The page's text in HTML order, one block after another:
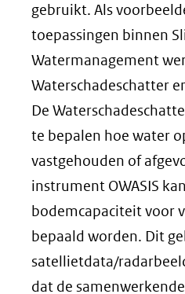
gebruikt. Als
toepassingen binnen
Watermanagement
Waterschadeschatter
De
te bepalen hoe water
vastgehouden of
instrument OWASIS
bodemcapaciteit voor
bepaald worden. Dit
satellietdata/
dat de